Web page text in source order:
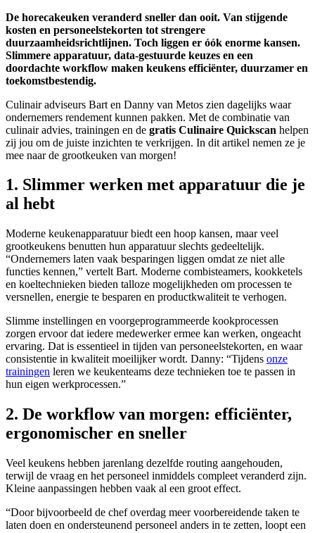
De horecakeuken veranderd sneller dan ooit. Van stijgende
kosten en personeelstekorten tot strengere
duurzaamheidsrichtlijnen. Toch liggen er óók enorme kansen.
Slimmere apparatuur, data-gestuurde keuzes en een
doordachte workflow maken keukens efficiënter, duurzamer en
toekomstbestendig.
Culinair adviseurs Bart en Danny van Metos zien dagelijks waar
ondernemers rendement kunnen pakken. Met de combinatie van
culinair advies, trainingen en de gratis Culinaire Quickscan helpen
zij jou om de juiste inzichten te verkrijgen. In dit artikel nemen ze je
mee naar de grootkeuken van morgen!
1. Slimmer werken met apparatuur die je
al hebt
Moderne keukenapparatuur biedt een hoop kansen, maar veel
grootkeukens benutten hun apparatuur slechts gedeeltelijk.
“Ondernemers laten vaak besparingen liggen omdat ze niet alle
functies kennen,” vertelt Bart. Moderne combisteamers, kookketels
en koeltechnieken bieden talloze mogelijkheden om processen te
versnellen, energie te besparen en productkwaliteit te verhogen.
Slimme instellingen en voorgeprogrammeerde kookprocessen
zorgen ervoor dat iedere medewerker ermee kan werken, ongeacht
ervaring. Dat is essentieel in tijden van personeelstekorten, en waar
consistentie in kwaliteit moeilijker wordt. Danny: “Tijdens onze
trainingen leren we keukenteams deze technieken toe te passen in
hun eigen werkprocessen.”
2. De workflow van morgen: efficiënter,
ergonomischer en sneller
Veel keukens hebben jarenlang dezelfde routing aangehouden,
terwijl de vraag en het personeel inmiddels compleet veranderd zijn.
Kleine aanpassingen hebben vaak al een groot effect.
“Door bijvoorbeeld de chef overdag meer voorbereidende taken te
laten doen en ondersteunend personeel anders in te zetten, loopt een